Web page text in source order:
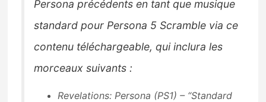
Persona précédents en tant que musique
standard pour Persona 5 Scramble via ce
contenu téléchargeable, qui inclura les
morceaux suivants :
Revelations: Persona (PS1) – “Standard